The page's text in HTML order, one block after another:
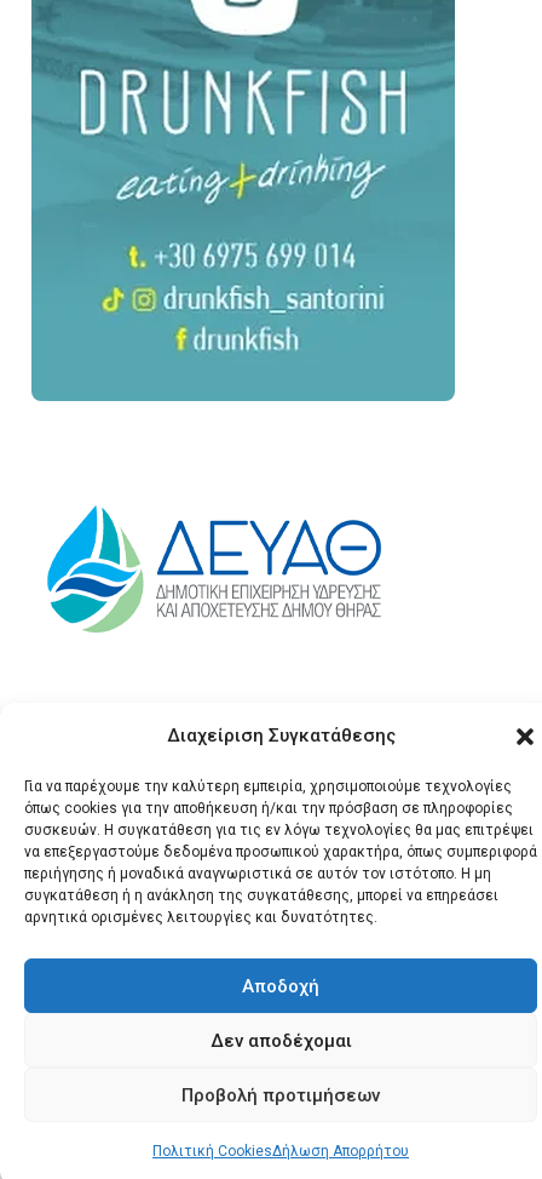
Διαχείριση Συγκατάθεσης
Για να παρέχουμε την καλύτερη εμπειρία, χρησιμοποιούμε τεχνολογίες
όπως cookies για την αποθήκευση ή/και την πρόσβαση σε πληροφορίες
συσκευών. Η συγκατάθεση για τις εν λόγω τεχνολογίες θα μας επιτρέψει
να επεξεργαστούμε δεδομένα προσωπικού χαρακτήρα, όπως συμπεριφορά
περιήγησης ή μοναδικά αναγνωριστικά σε αυτόν τον ιστότοπο. Η μη
συγκατάθεση ή η ανάκληση της συγκατάθεσης, μπορεί να επηρεάσει
αρνητικά ορισμένες λειτουργίες και δυνατότητες.
Αποδοχή
Δεν αποδέχομαι
Προβολή προτιμήσεων
Πολιτική CookiesΔήλωση Απορρήτου
© 2026 Santonews - Όλα
τα δικαιώματα
κατοχυρωμένα.